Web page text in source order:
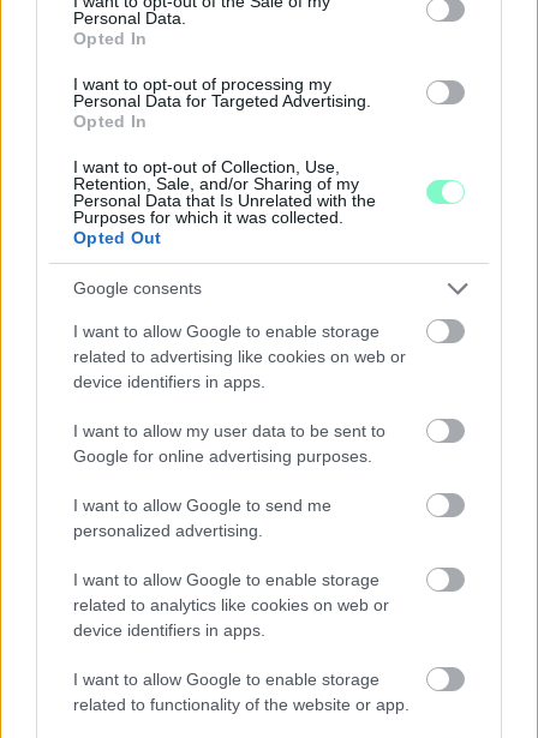
Personal Data.
Opted In
I want to opt-out of processing my
Personal Data for Targeted Advertising.
Opted In
I want to opt-out of Collection, Use,
Retention, Sale, and/or Sharing of my
Personal Data that Is Unrelated with the
Purposes for which it was collected.
Opted Out
Google consents
I want to allow Google to enable storage
related to advertising like cookies on web or
device identifiers in apps.
I want to allow my user data to be sent to
Google for online advertising purposes.
I want to allow Google to send me
personalized advertising.
I want to allow Google to enable storage
related to analytics like cookies on web or
device identifiers in apps.
I want to allow Google to enable storage
related to functionality of the website or app.
ÁTADJÁK A MEGÚJULT ERZSÉBET LIGETI
KRESZ-PARKOT GYŐRBEN – CSALÁDI
PROGRAMOKKAL ÜNNEPLIK A FELÚJÍTÁST
Ügyességi versenyek, KRESZ-kvíz, ingyenes kerékpár- és e-